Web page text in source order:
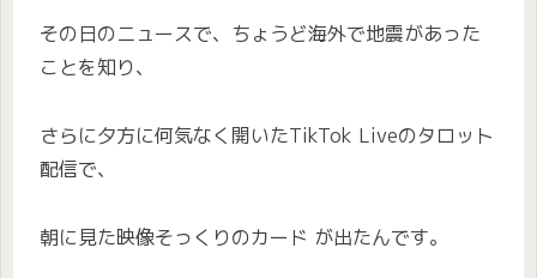
その日のニュースで、ちょうど海外で地震があった
ことを知り、
さらに夕方に何気なく開いたTikTok Liveのタロット
配信で、
朝に見た映像そっくりのカード が出たんです。